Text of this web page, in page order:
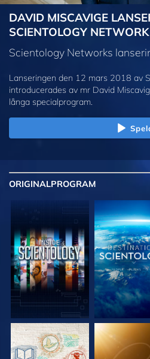
DAVID MISCAVIGE
SCIENTOLOGY NETWORK
Scientology Networks
Lanseringen den 12 mars 2018 av
introducerades av mr David
långa specialprogram.
ORIGINALPROGRAM